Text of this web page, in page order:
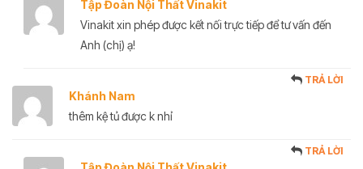
Tập Đoàn Nội Thất Vinakit
Vinakit xin phép được kết nối trực tiếp để tư vấn đến
Anh (chị) ạ!
Khánh Nam
TRẢ LỜI
thêm kệ tủ được k nhỉ
TRẢ LỜI